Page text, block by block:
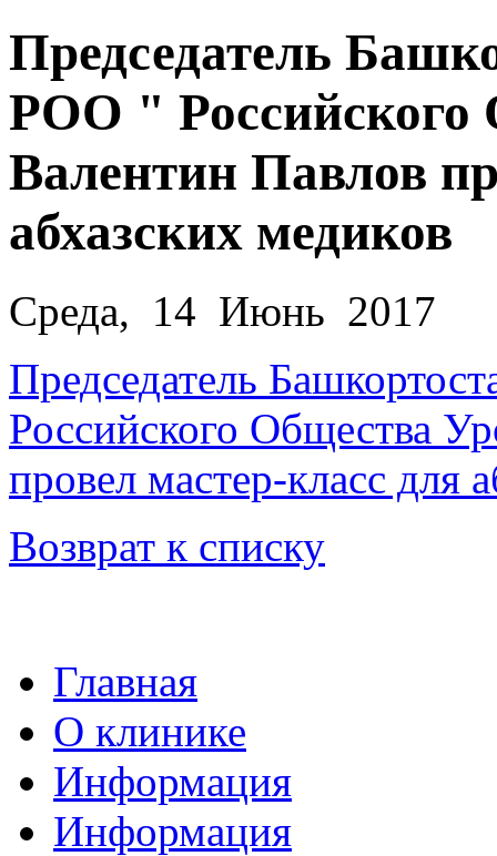
Председатель
РОО " Российского
Валентин Павлов
абхазских медиков
Среда, 14 Июнь 2017
Председатель
Российского Общества
провел мастер-класс для
Возврат к списку
Главная
О клинике
Информация
Информация